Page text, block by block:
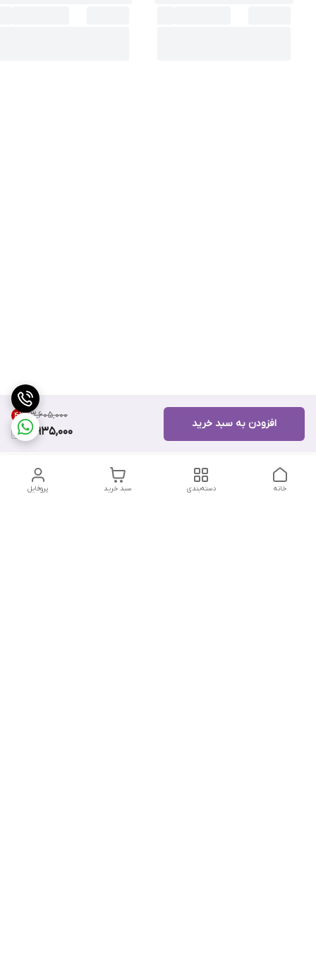
۱۳٬۶۰۵٬۰۰۰ 4%
12,935,000
افزودن به سبد خرید
پروفایل سبد خرید دسته‌بندی خانه